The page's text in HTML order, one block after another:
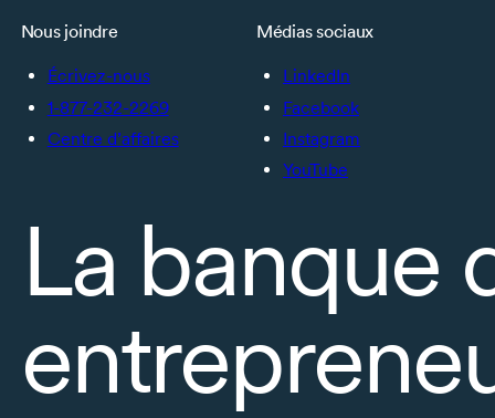
Nous joindre
Écrivez-nous
1-877-232-2269
Centre d’affaires
Médias sociaux
LinkedIn
Facebook
Instagram
YouTube
La banque